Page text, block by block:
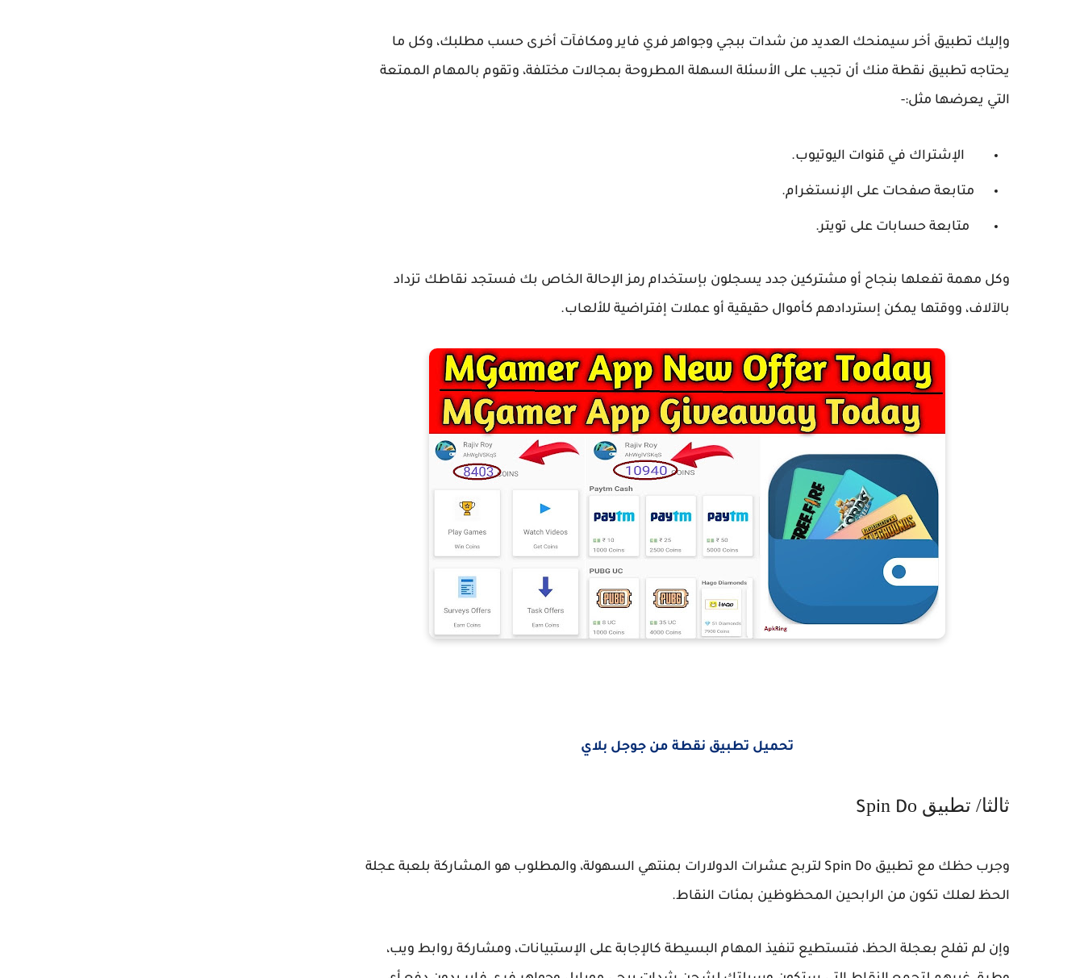
وإليك تطبيق أخر سيمنحك العديد من شدات ببجي وجواهر فري فاير ومكافآت أخرى حسب مطلبك، وكل ما
يحتاجه تطبيق نقطة منك أن تجيب على الأسئلة السهلة المطروحة بمجالات مختلفة، وتقوم بالمهام الممتعة
التي يعرضها مثل:-
الإشتراك في قنوات اليوتيوب.
متابعة صفحات على الإنستغرام.
متابعة حسابات على تويتر.
وكل مهمة تفعلها بنجاح أو مشتركين جدد يسجلون بإستخدام رمز الإحالة الخاص بك فستجد نقاطك تزداد
بالآلاف، ووقتها يمكن إستردادهم كأموال حقيقية أو عملات إفتراضية للألعاب.
تحميل تطبيق نقطة من جوجل بلاي
ثالثا/ تطبيق Spin Do
وجرب حظك مع تطبيق Spin D
o لتربح عشرات الدولارات بمنتهي السهولة، والمطلوب هو المشاركة بلعبة عجلة
الحظ لعلك تكون من الرابحين المحظوظين بمئات النقاط.
وإن لم تفلح بعجلة الحظ، فتستطيع تنفيذ المهام البسيطة كالإجابة على الإستبيانات، ومشاركة روابط ويب،